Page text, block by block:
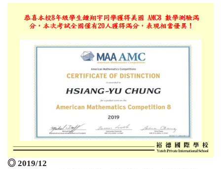
◎ 2019/12